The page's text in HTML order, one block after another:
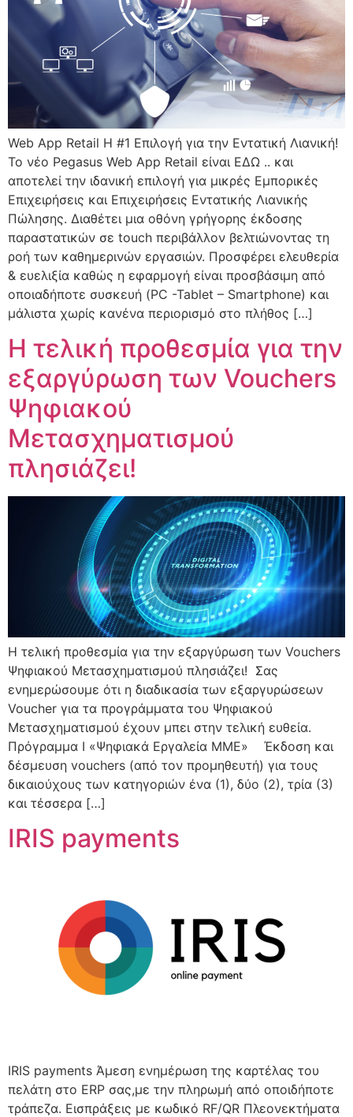
Web App Retail Η #1 Επιλογή για την Εντατική Λιανική!
Το νέο Pegasus Web App Retail είναι ΕΔΩ .. και
αποτελεί την ιδανική επιλογή για μικρές Εμπορικές
Επιχειρήσεις και Επιχειρήσεις Εντατικής Λιανικής
Πώλησης. Διαθέτει μια οθόνη γρήγορης έκδοσης
παραστατικών σε touch περιβάλλον βελτιώνοντας τη
ροή των καθημερινών εργασιών. Προσφέρει ελευθερία
& ευελιξία καθώς η εφαρμογή είναι προσβάσιμη από
οποιαδήποτε συσκευή (PC -Tablet – Smartphone) και
μάλιστα χωρίς κανένα περιορισμό στο πλήθος […]
Η τελική προθεσμία για την
εξαργύρωση των Vouchers
Ψηφιακού
Μετασχηματισμού
πλησιάζει!
Η τελική προθεσμία για την εξαργύρωση των Vouchers
Ψηφιακού Μετασχηματισμού πλησιάζει! Σας
ενημερώσουμε ότι η διαδικασία των εξαργυρώσεων
Voucher για τα προγράμματα του Ψηφιακού
Μετασχηματισμού έχουν μπει στην τελική ευθεία.
Πρόγραμμα I «Ψηφιακά Εργαλεία ΜΜΕ» Έκδοση και
δέσμευση vouchers (από τον προμηθευτή) για τους
δικαιούχους των κατηγοριών ένα (1), δύο (2), τρία (3)
και τέσσερα […]
IRIS payments
IRIS payments Άμεση ενημέρωση της καρτέλας του
πελάτη στο ERP σας,με την πληρωμή από οποιδήποτε
τράπεζα. Εισπράξεις με κωδικό RF/QR Πλεονεκτήματα